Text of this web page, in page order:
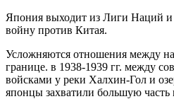
Япония выходит из Лиги Наций и
войну против Китая.
Усложняются отношения между на
границе. в 1938-1939 гг. между
войсками у реки Халхин-Гол и
японцы захватили большую